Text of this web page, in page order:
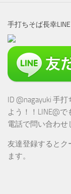
手打ちそば長幸
ID @nagayuki 手
よう！！LINE@
電話で問い合わせ
友達登録するとク
ます。